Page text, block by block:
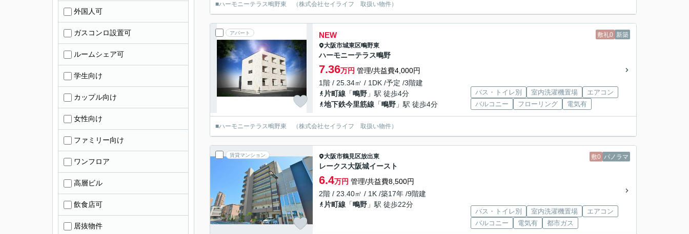
■ハーモニーテラス鴫野東 （株式会社セイライフ 取扱い物件）
アパート 敷礼0 新築
NEW
大阪市城東区鴫野東
ハーモニーテラス鴫野
7.36万円 管理/共益費4,000円
1階 / 25.34㎡ / 1DK /予定 /3階建
片町線 「鴫野 」駅 徒歩4分
地下鉄今里筋線 「鴫野 」駅 徒歩4分
バス・トイレ別 室内洗濯機置場
エアコン
バルコニー
フローリング 電気有
■ハーモニーテラス鴫野東 （株式会社セイライフ 取扱い物件）
賃貸マンション 敷0 パノラマ
大阪市鶴見区放出東
レークス大阪城イースト
6.4万円 管理/共益費8,500円
2階 / 23.40㎡ / 1K /築17年 /9階建
片町線 「鴫野 」駅 徒歩22分
バス・トイレ別 室内洗濯機置場
エアコン
バルコニー
電気有 都市ガス
外国人可
ガスコンロ設置可
ルームシェア可
学生向け
カップル向け
女性向け
ファミリー向け
ワンフロア
高層ビル
飲食店可
居抜物件